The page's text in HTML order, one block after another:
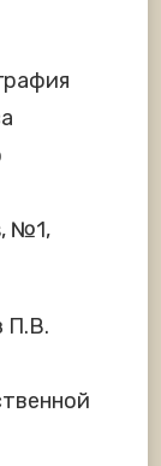
№1,
П.В.